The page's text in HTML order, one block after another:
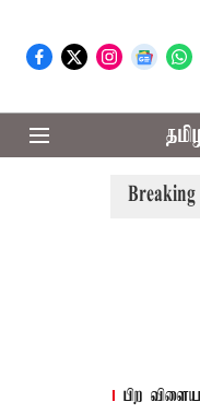
Breaking
முதல்-
பிற